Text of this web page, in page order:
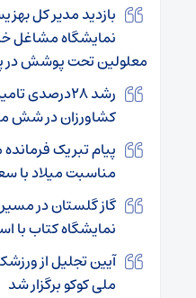
بازدید مدیر کل
نمایشگاه مشاغل
معلولین تحت پوشش در
رشد ۲۸درصدی
کشاورزان در شش
پیام تبریک
مناسبت میلاد با
گاز گلستان در
نمایشگاه کتاب با
آیین تجلیل از
ملی کوکو برگزار شد